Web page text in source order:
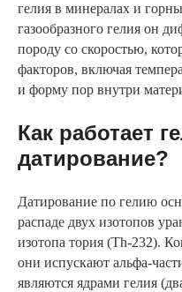
гелия в минералах и
газообразного гелия он
породу со скоростью,
факторов, включая
и форму пор внутри
Как работает
датирование?
Датирование по гелию
распаде двух изотопов
изотопа тория (Th-232).
они испускают альфа-
являются ядрами гелия